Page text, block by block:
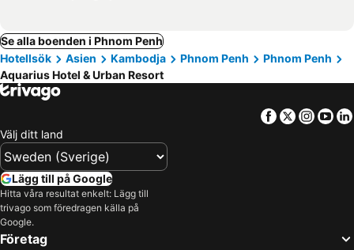
Se alla boenden i Phnom Penh
Hotellsök
Asien Kambodja Phnom Penh
Phnom Penh
Aquarius Hotel & Urban Resort
Facebook
Twitter
Välj ditt land
Lägg till på Google
Hitta våra resultat enkelt: Lägg till
trivago som föredragen källa på
Google.
Företag